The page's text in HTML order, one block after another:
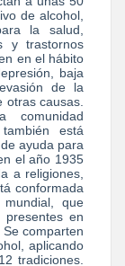
de alcohol,
la salud,
y trastornos
en el hábito
baja
de la
otras causas.
comunidad
está
ayuda para
el año 1935
a religiones,
conformada
que
en
comparten
aplicando
tradiciones.